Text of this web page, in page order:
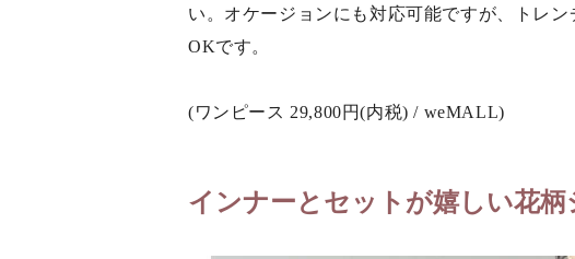
い。オケージョンにも対応可能ですが、トレ
OKです。
(ワンピース 29,800円(内税) / weMALL)
インナーとセットが嬉しい花柄